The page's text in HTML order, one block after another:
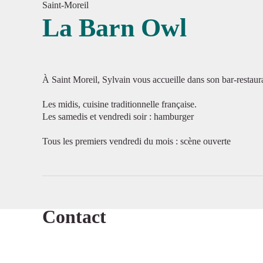
Saint-Moreil
La Barn Owl
À Saint Moreil, Sylvain vous accueille dans son bar-
Les midis, cuisine traditionnelle française.
Les samedis et vendredi soir : hamburger
Tous les premiers vendredi du mois : scène ouverte
Contact